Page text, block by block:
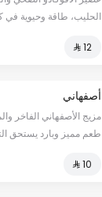
الحليب، طاقة وحيوية
⁨⁦‪‬ 12⁩
أصفهاني
مزيج الأصفهاني الفاخر
طعم مميز وبارد يستحق